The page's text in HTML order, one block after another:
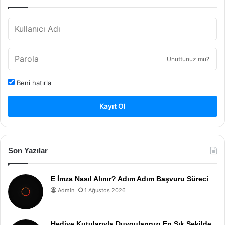
Unuttunuz mu?
Beni hatırla
Kayıt Ol
Son Yazılar
E İmza Nasıl Alınır? Adım Adım Başvuru Süreci
Admin 1 Ağustos 2026